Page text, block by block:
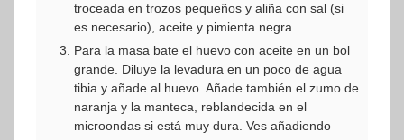
troceada en trozos pequeños y aliña con sal (si
es necesario), aceite y pimienta negra.
Para la masa bate el huevo con aceite en un bol
grande. Diluye la levadura en un poco de agua
tibia y añade al huevo. Añade también el zumo de
naranja y la manteca, reblandecida en el
microondas si está muy dura. Ves añadiendo